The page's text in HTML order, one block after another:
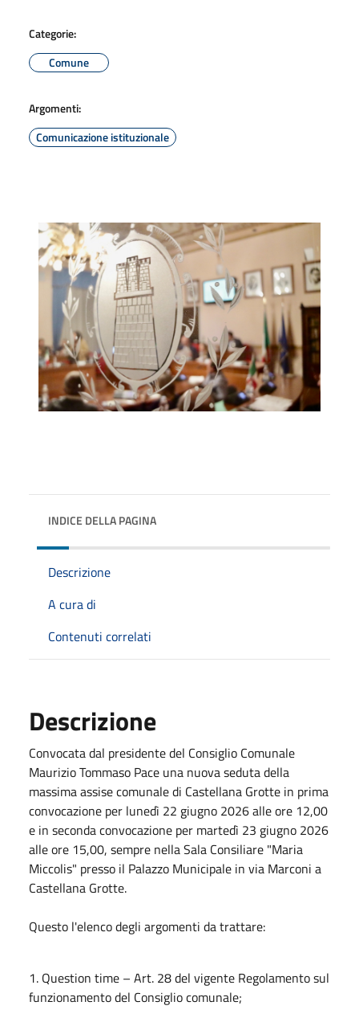
Categorie:
Comune
Argomenti:
Comunicazione istituzionale
INDICE DELLA PAGINA
Descrizione
A cura di
Contenuti correlati
Descrizione
Convocata dal presidente del Consiglio Comunale
Maurizio Tommaso Pace una nuova seduta della
massima assise comunale di Castellana Grotte in prima
convocazione per lunedì 22 giugno 2026 alle ore 12,00
e in seconda convocazione per martedì 23 giugno 2026
alle ore 15,00, sempre nella Sala Consiliare "Maria
Miccolis" presso il Palazzo Municipale in via Marconi a
Castellana Grotte.
Questo l'elenco degli argomenti da trattare:
1. Question time – Art. 28 del vigente Regolamento sul
funzionamento del Consiglio comunale;